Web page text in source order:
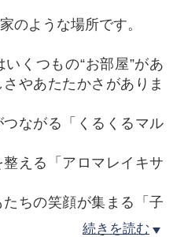
のような場所です。
くつもの“お部屋”があ
やあたたかさがありま
ながる「くるくるマル
える「アロマレイキサ
ちの笑顔が集まる「子
えていきます。続きを読む